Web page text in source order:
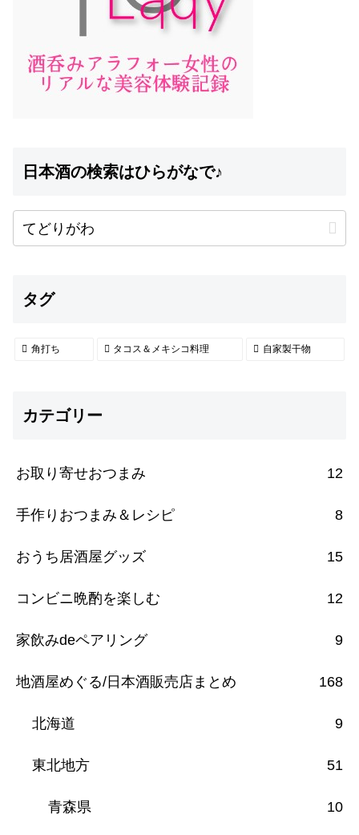
日本酒の検索はひらがなで♪
タグ
角打ち タコス＆メキシコ料理 自家製干物
カテゴリー
お取り寄せおつまみ 12
手作りおつまみ＆レシピ 8
おうち居酒屋グッズ 15
コンビニ晩酌を楽しむ 12
家飲みdeペアリング 9
地酒屋めぐる/日本酒販売店まとめ 168
北海道 9
東北地方 51
青森県 10